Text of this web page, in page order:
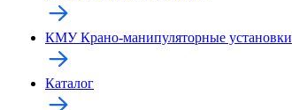
КМУ Крано-манипуляторные установки
Каталог